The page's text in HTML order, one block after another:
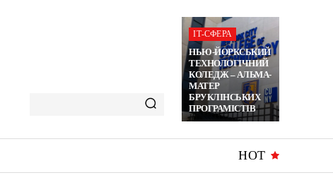
ІТ-СФЕРА
НЬЮ-ЙОРКСЬКИЙ
ТЕХНОЛОГІЧНИЙ
КОЛЕДЖ – АЛЬМА-
МАТЕР
БРУКЛІНСЬКИХ
ПРОГРАМІСТІВ
HOT